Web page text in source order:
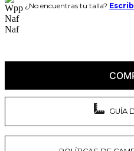
¿No encuentras tu talla?
GUÍA